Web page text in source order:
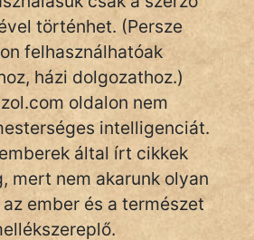
történhet. (Persze
felhasználhatóak
házi dolgozathoz.)
oldalon nem
intelligenciát.
által írt cikkek
mert nem akarunk olyan
ember és a természet